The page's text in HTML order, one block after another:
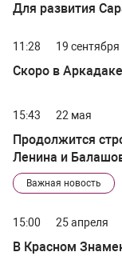
Для развития
11:28 19 сентября
Скоро в
15:43 22 мая
Продолжится
Ленина и
Важная новость
15:00 25 апреля
В Красном